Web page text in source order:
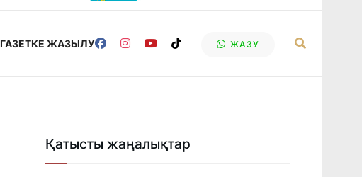
ГАЗЕТКЕ ЖАЗЫЛУ ЖАЗУ
Қатысты жаңалықтар